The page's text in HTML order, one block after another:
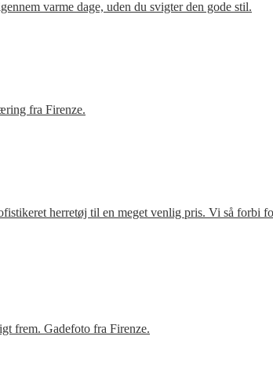
varme dage, uden du svigter den gode stil.
fra Firenze.
herretøj til en meget venlig pris. Vi så forbi
frem. Gadefoto fra Firenze.